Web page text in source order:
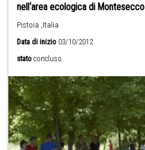
nell‘area ecologica di Montesecco
Pistoia ,Italia
Data di inizio 03/10/2012
stato concluso